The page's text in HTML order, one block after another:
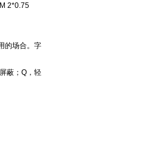
2*0.75
的场合。字
蔽；Q，轻